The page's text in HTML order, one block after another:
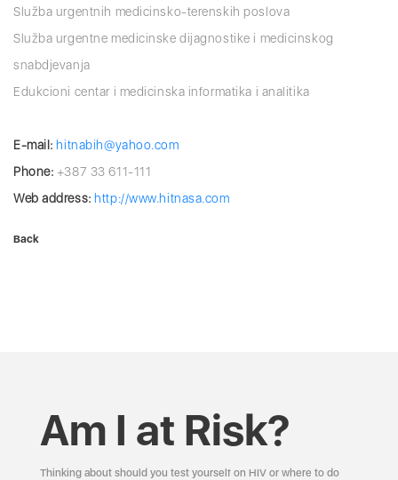
Služba urgentnih medicinsko-terenskih poslova
Služba urgentne medicinske dijagnostike i medicinskog
snabdjevanja
Edukcioni centar i medicinska informatika i analitika
E-mail: hitnabih@yahoo.com
Phone: +387 33 611-111
Web address: http://www.hitnasa.com
Back
Am I at Risk?
Thinking about should you test yourself on HIV or where to do